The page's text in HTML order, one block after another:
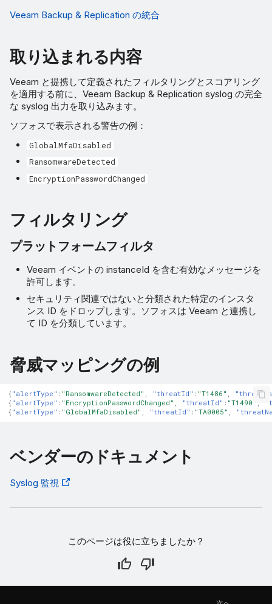
Veeam Backup & Replication の統合
取り込まれる内容
Veeam と提携して定義されたフィルタリングとスコアリング
を適用する前に、Veeam Backup & Replication syslog の完全
な syslog 出力を取り込みます。
ソフォスで表示される警告の例：
GlobalMfaDisabled
RansomwareDetected
EncryptionPasswordChanged
フィルタリング
プラットフォームフィルタ
Veeam イベントの instanceId を含む有効なメッセージを
許可します。
セキュリティ関連ではないと分類された特定のインスタ
ンス ID をドロップします。ソフォスは Veeam と連携し
て ID を分類しています。
脅威マッピングの例
{ "alertType" : "RansomwareDetected" , "threatId" : "T1486" ,
{ "alertType" : "EncryptionPasswordChanged" , "threatId" : "T1490" ,
{ "alertType" : "GlobalMfaDisabled" , "threatId" : "TA0005" ,
ベンダーのドキュメント
Syslog 監視
このページは役に立ちましたか？